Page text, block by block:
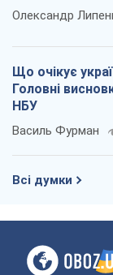
Олександр
Що очікує
Головні
НБУ
Василь Фурман
Всі думки